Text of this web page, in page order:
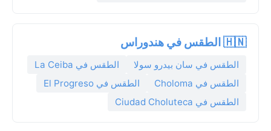
🇭🇳 الطقس في هندوراس
الطقس في سان بيدرو سولا
الطقس في La Ceiba
الطقس في Choloma
الطقس في El Progreso
الطقس في Ciudad Choluteca